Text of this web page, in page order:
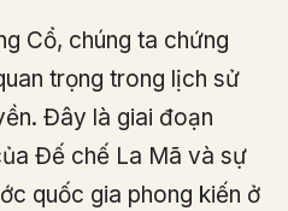
Cổ, chúng ta chứng
trọng trong lịch sử
Đây là giai đoạn
Đế chế La Mã và sự
quốc gia phong kiến ở